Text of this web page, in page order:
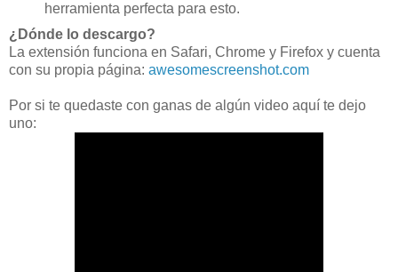
herramienta perfecta para esto.
¿Dónde lo descargo?
La extensión funciona en Safari, Chrome y Firefox y cuenta
con su propia página: awesomescreenshot.com
Por si te quedaste con ganas de algún video aquí te dejo
uno: